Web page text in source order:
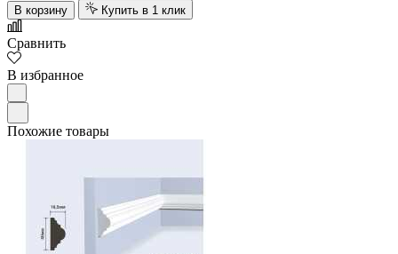
В корзину Купить в 1 клик
Сравнить
В избранное
Похожие товары